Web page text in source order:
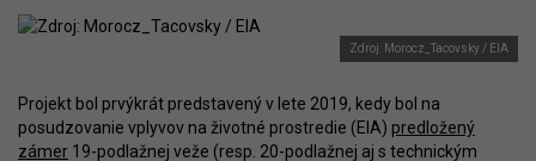
Zdroj: Morocz_Tacovsky / EIA
Projekt bol prvýkrát predstavený v lete 2019, kedy bol na
posudzovanie vplyvov na životné prostredie (EIA) predložený
zámer 19-podlažnej veže (resp. 20-podlažnej aj s technickým